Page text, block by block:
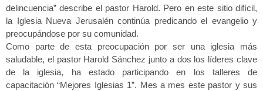
delincuencia” describe el pastor Harold. Pero en este sitio difícil,
la Iglesia Nueva Jerusalén continúa predicando el evangelio y
preocupándose por su comunidad.
Como parte de esta preocupación por ser una iglesia más
saludable, el pastor Harold Sánchez junto a dos los líderes clave
de la iglesia, ha estado participando en los talleres de
capacitación “Mejores Iglesias 1”. Mes a mes este pastor y sus